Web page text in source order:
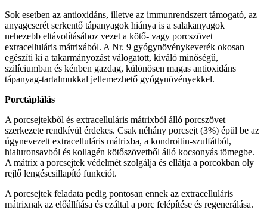
Sok esetben az antioxidáns, illetve az immunrendszert támogató, az
anyagcserét serkentő tápanyagok hiánya is a salakanyagok
nehezebb eltávolításához vezet a kötő- vagy porcszövet
extracelluláris mátrixából. A Nr. 9 gyógynövénykeverék okosan
egészíti ki a takarmányozást válogatott, kiváló minőségű,
szilíciumban és kénben gazdag, különösen magas antioxidáns
tápanyag-tartalmukkal jellemezhető gyógynövényekkel.
Porctáplálás
A porcsejtekből és extracelluláris mátrixból álló porcszövet
szerkezete rendkívül érdekes. Csak néhány porcsejt (3%) épül be az
úgynevezett extracelluláris mátrixba, a kondroitin-szulfátból,
hialuronsavból és kollagén kötőszövetből álló kocsonyás tömegbe.
A mátrix a porcsejtek védelmét szolgálja és ellátja a porcokban oly
rejlő lengéscsillapító funkciót.
A porcsejtek feladata pedig pontosan ennek az extracelluláris
mátrixnak az előállítása és ezáltal a porc felépítése és regenerálása.